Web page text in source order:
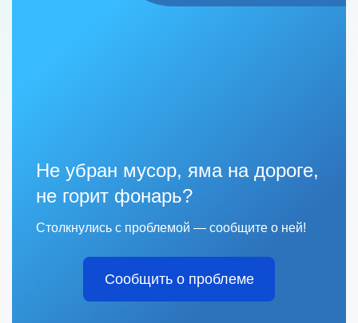
Не убран мусор, яма на дороге,
не горит фонарь?
Столкнулись с проблемой — сообщите о ней!
Сообщить о проблеме